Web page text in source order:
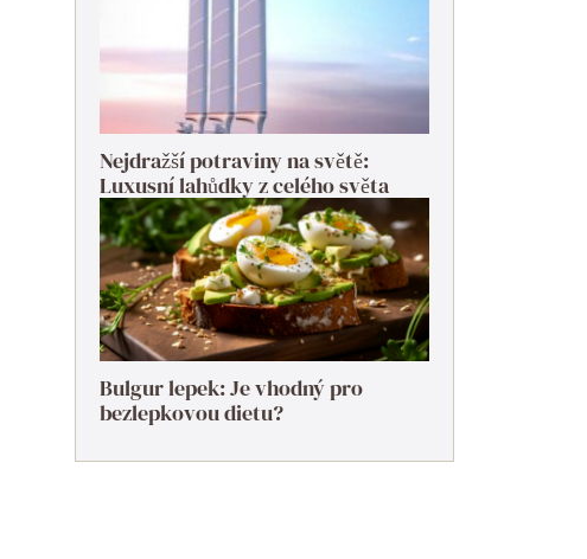
Nejdražší potraviny na světě:
Luxusní lahůdky z celého světa
Bulgur lepek: Je vhodný pro
bezlepkovou dietu?